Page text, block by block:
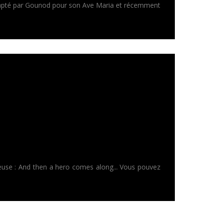
par Gounod pour son Ave Maria et récemment
: And then a hero comes along... Vous pouvez